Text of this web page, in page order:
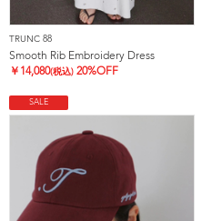
TRUNC 88
Smooth Rib Embroidery Dress
￥ 14,080(税込) 20%OFF
SALE